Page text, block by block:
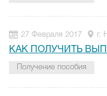
27 Февраля 2017 г.
КАК ПОЛУЧИТЬ
Получение пособия